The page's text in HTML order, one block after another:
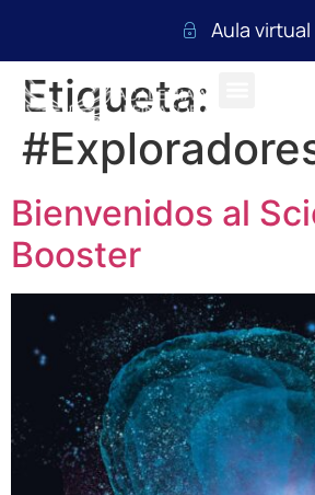
Aula virtual
Etiqueta:
Bienvenidos al
Booster